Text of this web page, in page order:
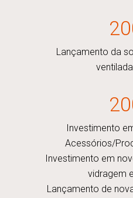
Lançamento da
Investimento
Acessórios/
Investimento em
vidragem
Lançamento de